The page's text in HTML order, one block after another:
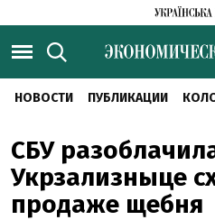
НОВОСТИ ПУБЛИКАЦИИ
СБУ
Укрзализныце
продаже щебня